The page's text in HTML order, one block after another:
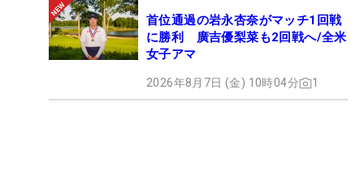
首位通過の岩永杏奈がマッチ1回戦
に勝利 廣吉優梨菜も2回戦へ/全米
女子アマ
2026年8月7日 (金) 10時04分 1